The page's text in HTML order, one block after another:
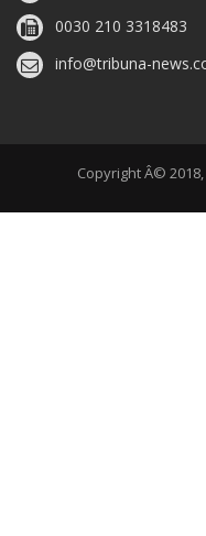
0030 210 3318483
info@tribuna-
Copyright Â©